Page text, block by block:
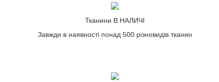
Тканини В НАЛИЧІ
Завжди в наявності понад 500 різновидів тканин